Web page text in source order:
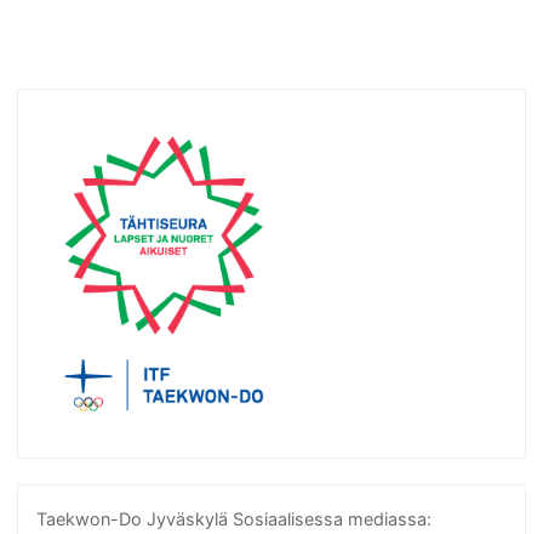
Taekwon-Do Jyväskylä Sosiaalisessa mediassa: